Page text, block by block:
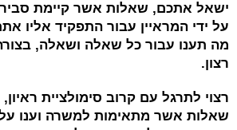
ישאל אתכם, שאלות אשר קיימת
על ידי המראיין עבור התפקיד אליו
מה תענו עבור כל שאלה ושאלה,
רצון.
רצוי לתרגל עם קרוב סימולציית
שאלות אשר מתאימות למשרה וענו